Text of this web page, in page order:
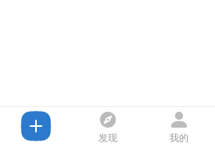
发现 我的